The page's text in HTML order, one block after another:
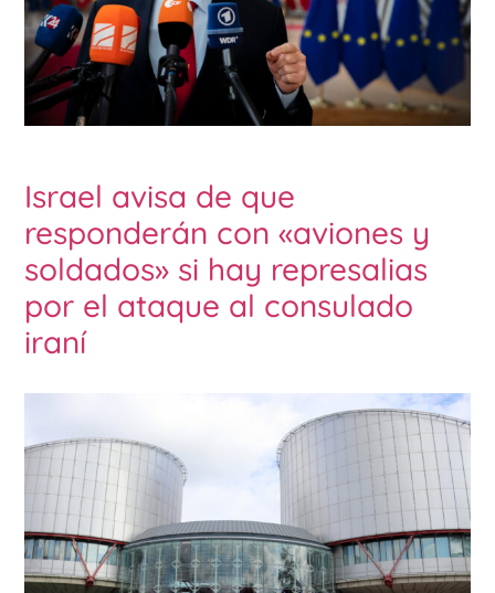
Israel avisa de que
responderán con «aviones y
soldados» si hay represalias
por el ataque al consulado
iraní